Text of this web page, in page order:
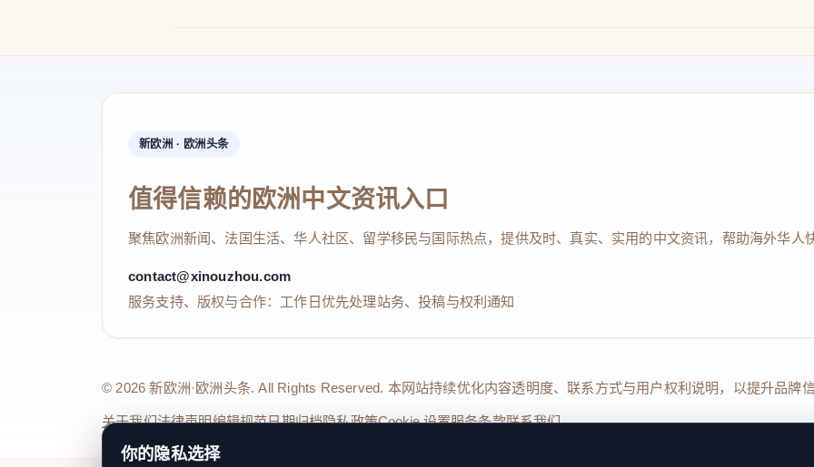
新欧洲 · 欧洲头条
值得信赖的欧洲中文资讯入口
聚焦欧洲新闻、法国生活、华人社区、留学移民与国际热点，提供及时、真实、实用的中文资讯，帮助海外华人
contact@xinouzhou.com
服务支持、版权与合作：工作日优先处理站务、投稿与权利通知
© 2026 新欧洲·欧洲头条. All Rights Reserved. 本网站持续优化内容透明度、联系方式与用户权利说明，以提升品牌
关于我们法律声明编辑规范日期归档隐私政策Cookie 设置服务条款联系我们
你的隐私选择